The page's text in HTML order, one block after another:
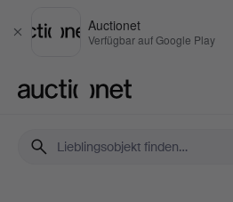
Schließen
Auctionet
Verfügbar auf Google Play